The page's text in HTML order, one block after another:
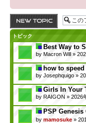
トピック
Best Way to
by Macron Will »
how to
by Josephquigo »
Girls In Your
by RAIGON » 2026
PSP Genesis
by mamosuke »